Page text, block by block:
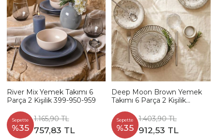
River Mix Yemek Takımı 6
Parça 2 Kişilik 399-950-959
Sepette
%35
1.165,90 TL
757,83 TL
Deep Moon Brown Yemek
Takımı 6 Parça 2 Kişilik
Sepette
%35
1.403,90 TL
912,53 TL